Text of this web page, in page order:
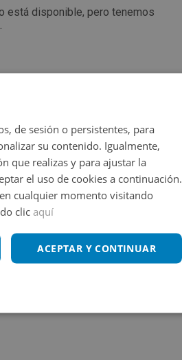
está disponible, pero tenemos
de sesión o persistentes, para
su contenido. Igualmente,
que realizas y para ajustar la
el uso de cookies a continuación.
cualquier momento visitando
clicaquí
ACEPTAR Y CONTINUAR